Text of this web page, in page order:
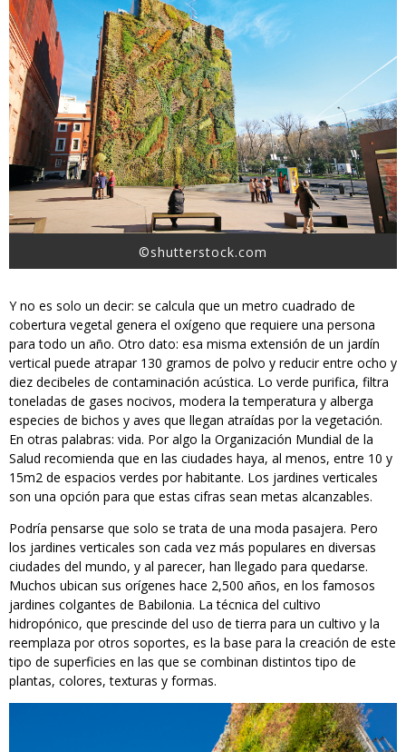
©shutterstock.com
Y no es solo un decir: se calcula que un metro cuadrado de
cobertura vegetal genera el oxígeno que requiere una persona
para todo un año. Otro dato: esa misma extensión de un jardín
vertical puede atrapar 130 gramos de polvo y reducir entre ocho y
diez decibeles de contaminación acústica. Lo verde purifica, filtra
toneladas de gases nocivos, modera la temperatura y alberga
especies de bichos y aves que llegan atraídas por la vegetación.
En otras palabras: vida. Por algo la Organización Mundial de la
Salud recomienda que en las ciudades haya, al menos, entre 10 y
15m2 de espacios verdes por habitante. Los jardines verticales
son una opción para que estas cifras sean metas alcanzables.
Podría pensarse que solo se trata de una moda pasajera. Pero
los jardines verticales son cada vez más populares en diversas
ciudades del mundo, y al parecer, han llegado para quedarse.
Muchos ubican sus orígenes hace 2,500 años, en los famosos
jardines colgantes de Babilonia. La técnica del cultivo
hidropónico, que prescinde del uso de tierra para un cultivo y la
reemplaza por otros soportes, es la base para la creación de este
tipo de superficies en las que se combinan distintos tipo de
plantas, colores, texturas y formas.